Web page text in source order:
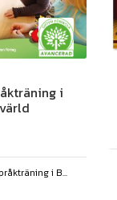
i
i B...